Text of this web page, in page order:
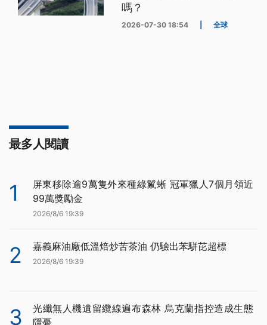
嗎？
2026-07-30 18:54 全球
最多人閱讀
1
屏東移除逾9萬隻外來種綠鬣蜥 冠軍獵人7個月領近
99萬獎勵金
2026/8/6 19:39
2 嘉義麻油廠低溫焙炒苦茶油 仍驗出苯駢芘超標
2026/8/6 19:39
3
光纖無人機遺留纜線遍布森林 烏克蘭指控造成生態
隱憂